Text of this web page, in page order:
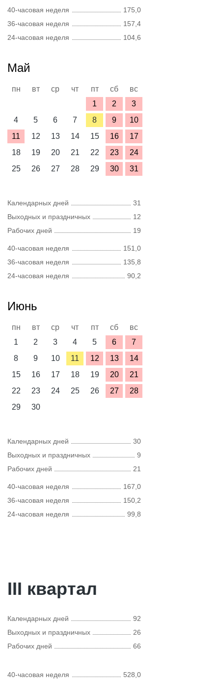
40-часовая неделя
175,0
36-часовая неделя
157,4
24-часовая неделя
104,6
Май
пн вт ср чт пт сб
вс
1
2
3
4
5 6 7 8 9
10
11
12 13 14 15 16
17
18
19 20 21 22 23
24
25
26 27 28 29 30 31
Календарных дней
31
Выходных и праздничных
12
Рабочих дней
19
40-часовая неделя
151,0
36-часовая неделя
135,8
24-часовая неделя
90,2
Июнь
пн вт ср чт пт сб
вс
1
2 3 4 5 6
7
8
9 10 11 12 13
14
15
16 17 18 19 20
21
22
23 24 25 26 27
28
29
30
Календарных дней
30
Выходных и праздничных
9
Рабочих дней
21
40-часовая неделя
167,0
36-часовая неделя
150,2
24-часовая неделя
99,8
III квартал
Календарных дней
92
Выходных и праздничных
26
Рабочих дней
66
40-часовая неделя 528,0